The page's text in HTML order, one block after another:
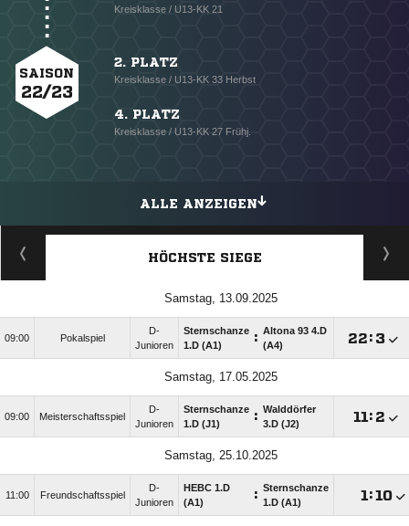
Kreisklasse / U13-KK 21
SAISON
22/23
2. PLATZ
Kreisklasse / U13-KK 33 Herbst
4. PLATZ
Kreisklasse / U13-KK 27 Frühj.
ALLE ANZEIGEN
HÖCHSTE SIEGE
Samstag, 13.09.2025
09:00 Pokalspiel
D-
Junioren
Sternschanze
1.D (A1)
: Altona 93 4.D
(A4)
: 
Samstag, 17.05.2025
09:00 Meisterschaftsspiel
D-
Junioren
Sternschanze
1.D (J1)
: Walddörfer
3.D (J2)
: 
Samstag, 25.10.2025
11:00 Freundschaftsspiel
D-
Junioren
HEBC 1.D
(A1)
: Sternschanze
1.D (A1)
: